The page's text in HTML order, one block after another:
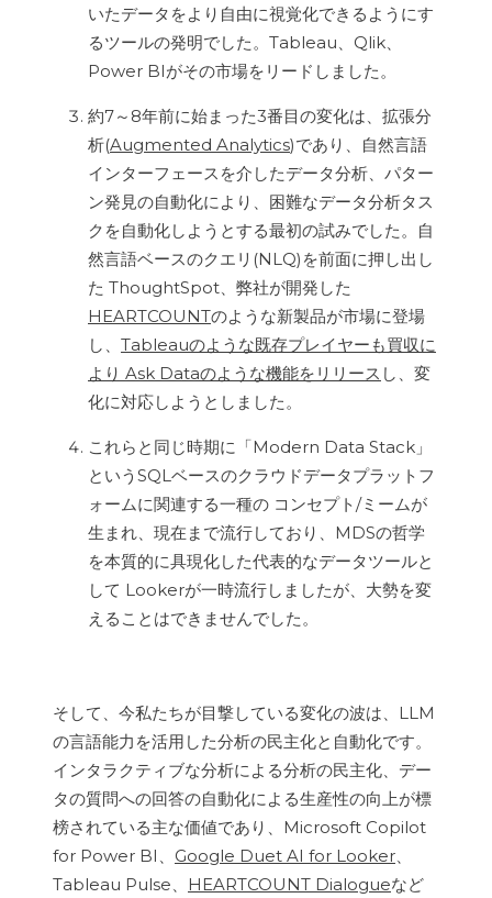
いたデータをより自由に視覚化できるようにす
るツールの発明でした。Tableau、Qlik、
Power BIがその市場をリードしました。
約7～8年前に始まった3番目の変化は、拡張分
析(Augmented Analytics)であり、自然言語
インターフェースを介したデータ分析、パター
ン発見の自動化により、困難なデータ分析タス
クを自動化しようとする最初の試みでした。自
然言語ベースのクエリ(NLQ)を前面に押し出し
た ThoughtSpot、弊社が開発した
HEARTCOUNTのような新製品が市場に登場
し、 Tableauのような既存プレイヤーも買収に
より Ask Dataのような機能をリリース し、変
化に対応しようとしました。
これらと同じ時期に「Modern Data Stack」
というSQLベースのクラウドデータプラットフ
ォームに関連する一種の コンセプト/ミームが
生まれ、現在まで流行しており、MDSの哲学
を本質的に具現化した代表的なデータツールと
して Lookerが一時流行しましたが、大勢を変
えることはできませんでした。
そして、今私たちが目撃している変化の波は、LLM
の言語能力を活用した分析の民主化と自動化です。
インタラクティブな分析による分析の民主化、デー
タの質問への回答の自動化による生産性の向上が標
榜されている主な価値であり、Microsoft Copilot
for Power BI、 Google Duet AI for Looker、
Tableau Pulse、 HEARTCOUNT Dialogueなど